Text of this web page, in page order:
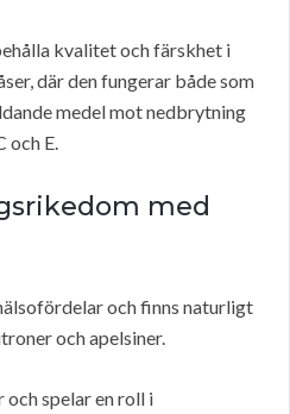
kvalitet och färskhet i
där den fungerar både som
medel mot nedbrytning
och E.
med
och finns naturligt
och apelsiner.
spelar en roll i